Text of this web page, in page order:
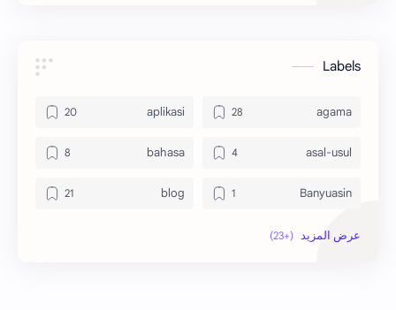
Labels
agama
aplikasi
asal-usul
bahasa
Banyuasin
blog
bola